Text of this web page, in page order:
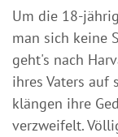
Um die 18-
man sich keine
geht's nach
ihres Vaters auf
klängen ihre
verzweifelt.